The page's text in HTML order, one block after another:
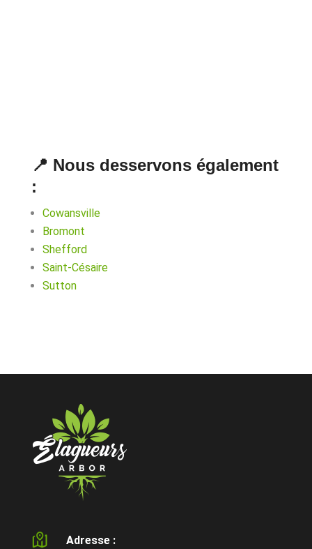
📍 Nous desservons également
:
Cowansville
Bromont
Shefford
Saint-Césaire
Sutton
Adresse :